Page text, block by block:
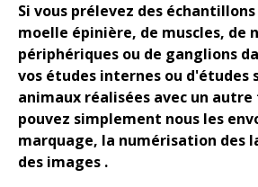
Si vous prélevez des
moelle épinière, de muscles, de
périphériques ou de ganglions
vos études internes ou d'études
animaux réalisées avec un
pouvez simplement nous les
marquage, la numérisation des
des images .